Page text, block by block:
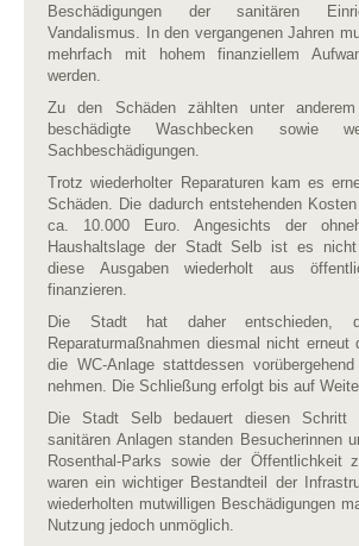
Beschädigungen der sanitären
Vandalismus. In den vergangenen Jahren
mehrfach mit hohem finanziellem
werden.
Zu den Schäden zählten unter anderem
beschädigte Waschbecken sowie
Sachbeschädigungen.
Trotz wiederholter Reparaturen kam es
Schäden. Die dadurch entstehenden
ca. 10.000 Euro. Angesichts der
Haushaltslage der Stadt Selb ist es nicht
diese Ausgaben wiederholt aus
finanzieren.
Die Stadt hat daher entschieden,
Reparaturmaßnahmen diesmal nicht erneut
die WC-Anlage stattdessen
nehmen. Die Schließung erfolgt bis auf
Die Stadt Selb bedauert diesen Schritt
sanitären Anlagen standen Besucherinnen
Rosenthal-Parks sowie der Öffentlichkeit
waren ein wichtiger Bestandteil der
wiederholten mutwilligen Beschädigungen
Nutzung jedoch unmöglich.